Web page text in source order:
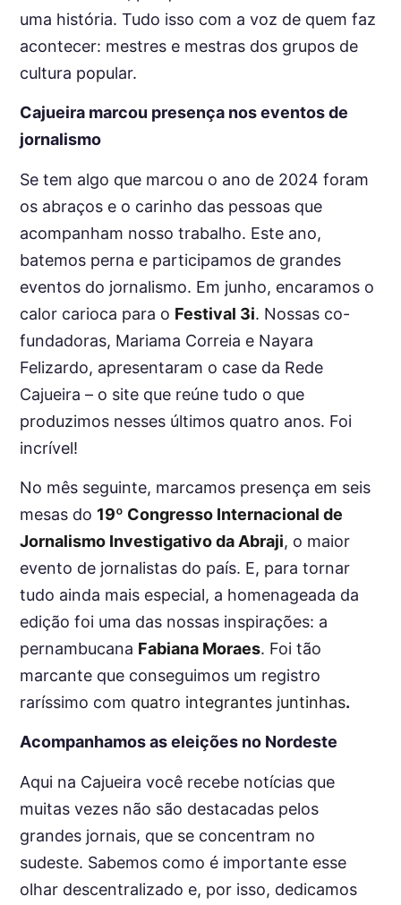
uma história. Tudo isso com a voz de quem faz
acontecer: mestres e mestras dos grupos de
cultura popular.
Cajueira marcou presença nos eventos de
jornalismo
Se tem algo que marcou o ano de 2024 foram
os abraços e o carinho das pessoas que
acompanham nosso trabalho. Este ano,
batemos perna e participamos de grandes
eventos do jornalismo. Em junho, encaramos o
calor carioca para o Festival 3i. Nossas co-
fundadoras, Mariama Correia e Nayara
Felizardo, apresentaram o case da Rede
Cajueira – o site que reúne tudo o que
produzimos nesses últimos quatro anos. Foi
incrível!
No mês seguinte, marcamos presença em seis
mesas do 19º Congresso Internacional de
Jornalismo Investigativo da Abraji, o maior
evento de jornalistas do país. E, para tornar
tudo ainda mais especial, a homenageada da
edição foi uma das nossas inspirações: a
pernambucana Fabiana Moraes. Foi tão
marcante que conseguimos um registro
raríssimo com quatro integrantes juntinhas.
Acompanhamos as eleições no Nordeste
Aqui na Cajueira você recebe notícias que
muitas vezes não são destacadas pelos
grandes jornais, que se concentram no
sudeste. Sabemos como é importante esse
olhar descentralizado e, por isso, dedicamos